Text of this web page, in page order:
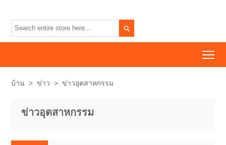

บ้าน > ข่าว > ข่าวอุตสาหกรรม
ข่าวอุตสาหกรรม